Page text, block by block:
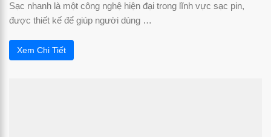
Sạc nhanh là một công nghệ hiện đại trong lĩnh vực sạc pin,
được thiết kế để giúp người dùng …
Xem Chi Tiết